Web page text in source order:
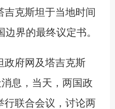
吉克斯坦于当地时间
界的最终议定书。
府网及塔吉克斯
息，当天，两国政
行联合会议，讨论两